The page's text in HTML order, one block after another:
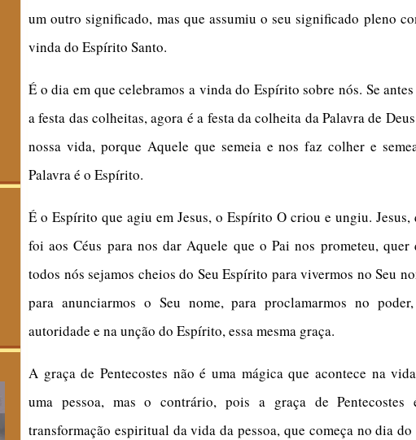
um outro significado, mas que assumiu o seu significado pleno
vinda do Espírito Santo.
É o dia em que celebramos a vinda do Espírito sobre nós. Se
a festa das colheitas, agora é a festa da colheita da Palavra de
nossa vida, porque Aquele que semeia e nos faz colher e
Palavra é o Espírito.
É o Espírito que agiu em Jesus, o Espírito O criou e ungiu. Jesus,
foi aos Céus para nos dar Aquele que o Pai nos prometeu, quer
todos nós sejamos cheios do Seu Espírito para vivermos no Seu
para anunciarmos o Seu nome, para proclamarmos no
autoridade e na unção do Espírito, essa mesma graça.
A graça de Pentecostes não é uma mágica que acontece na
uma pessoa, mas o contrário, pois a graça de Pentecostes
transformação espiritual da vida da pessoa, que começa no dia do